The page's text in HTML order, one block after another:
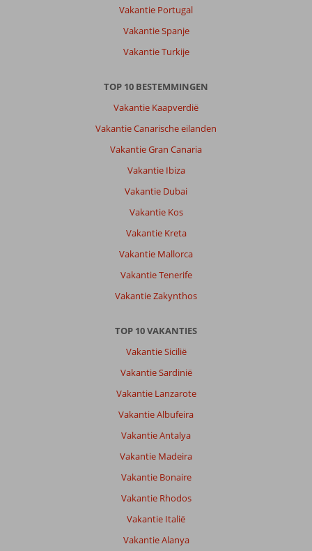
Vakantie Portugal
Vakantie Spanje
Vakantie Turkije
TOP 10 BESTEMMINGEN
Vakantie Kaapverdië
Vakantie Canarische eilanden
Vakantie Gran Canaria
Vakantie Ibiza
Vakantie Dubai
Vakantie Kos
Vakantie Kreta
Vakantie Mallorca
Vakantie Tenerife
Vakantie Zakynthos
TOP 10 VAKANTIES
Vakantie Sicilië
Vakantie Sardinië
Vakantie Lanzarote
Vakantie Albufeira
Vakantie Antalya
Vakantie Madeira
Vakantie Bonaire
Vakantie Rhodos
Vakantie Italië
Vakantie Alanya